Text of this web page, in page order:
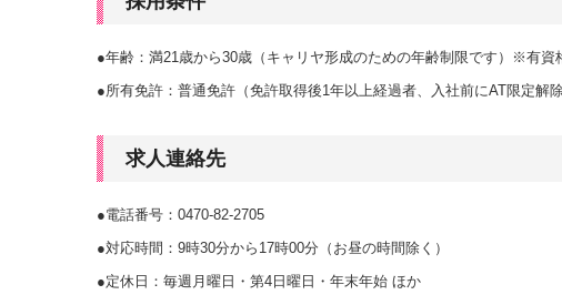
●年齢：満21歳から30歳（キャリヤ形成のための年齢制限です）※有資
●所有免許：普通免許（免許取得後1年以上経過者、入社前にAT限定解
求人連絡先
●電話番号：0470-82-2705
●対応時間：9時30分から17時00分（お昼の時間除く）
●定休日：毎週月曜日・第4日曜日・年末年始 ほか